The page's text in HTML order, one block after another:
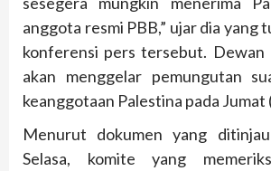
anggota resmi PBB,” ujar dia yang
konferensi pers tersebut. Dewan
akan menggelar pemungutan
keanggotaan Palestina pada
Menurut dokumen yang
Selasa, komite yang